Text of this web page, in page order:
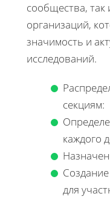
сообщества,
организаций,
значимость и
исследований.
секциям:
каждого
для